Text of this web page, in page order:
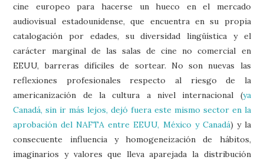
cine europeo para hacerse un hueco en el mercado
audiovisual estadounidense, que encuentra en su propia
catalogación por edades, su diversidad lingüística y el
carácter marginal de las salas de cine no comercial en
EEUU, barreras difíciles de sortear. No son nuevas las
reflexiones profesionales respecto al riesgo de la
americanización de la cultura a nivel internacional (ya
Canadá, sin ir más lejos, dejó fuera este mismo sector en la
aprobación del NAFTA entre EEUU, México y Canadá) y la
consecuente influencia y homogeneización de hábitos,
imaginarios y valores que lleva aparejada la distribución